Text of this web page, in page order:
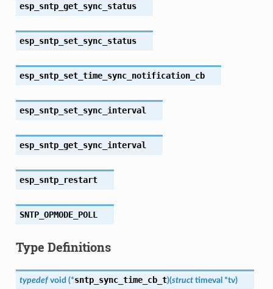
esp_sntp_get_sync_status
esp_sntp_set_sync_status
esp_sntp_set_time_sync_notification_cb
esp_sntp_set_sync_interval
esp_sntp_get_sync_interval
esp_sntp_restart
SNTP_OPMODE_POLL
Type Definitions
typedef void (*sntp_sync_time_cb_t)(struct timeval *tv)